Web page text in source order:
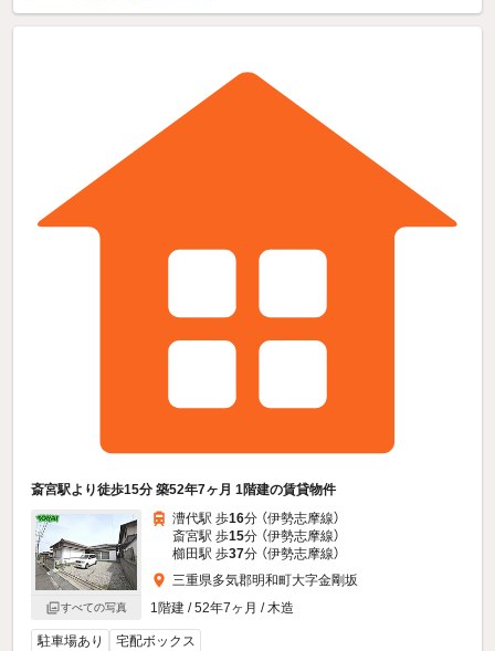
斎宮駅より徒歩15分 築52年7ヶ月 1階建の賃貸物件
すべての写真
漕代駅 歩16分 （伊勢志摩線）
斎宮駅 歩15分 （伊勢志摩線）
櫛田駅 歩37分 （伊勢志摩線）
三重県多気郡明和町大字金剛坂
1階建 / 52年7ヶ月 / 木造
駐車場あり 宅配ボックス